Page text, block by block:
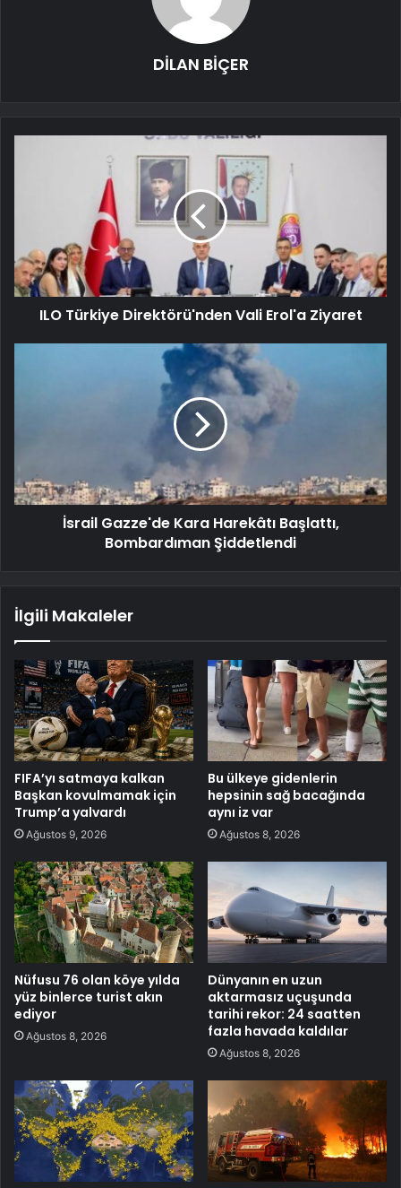
DİLAN BİÇER
ILO Türkiye Direktörü'nden Vali Erol'a Ziyaret
İsrail Gazze'de Kara Harekâtı Başlattı,
Bombardıman Şiddetlendi
İlgili Makaleler
FIFA’yı satmaya kalkan
Başkan kovulmamak için
Trump’a yalvardı
Ağustos 9, 2026
Bu ülkeye gidenlerin
hepsinin sağ bacağında
aynı iz var
Ağustos 8, 2026
Nüfusu 76 olan köye yılda
yüz binlerce turist akın
ediyor
Ağustos 8, 2026
Dünyanın en uzun
aktarmasız uçuşunda
tarihi rekor: 24 saatten
fazla havada kaldılar
Ağustos 8, 2026